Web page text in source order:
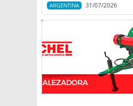
ARGENTINA 31/07/2026